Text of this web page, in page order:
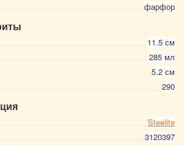
фарфор
11.5 см
285 мл
5.2 см
290
Steelite
3120397